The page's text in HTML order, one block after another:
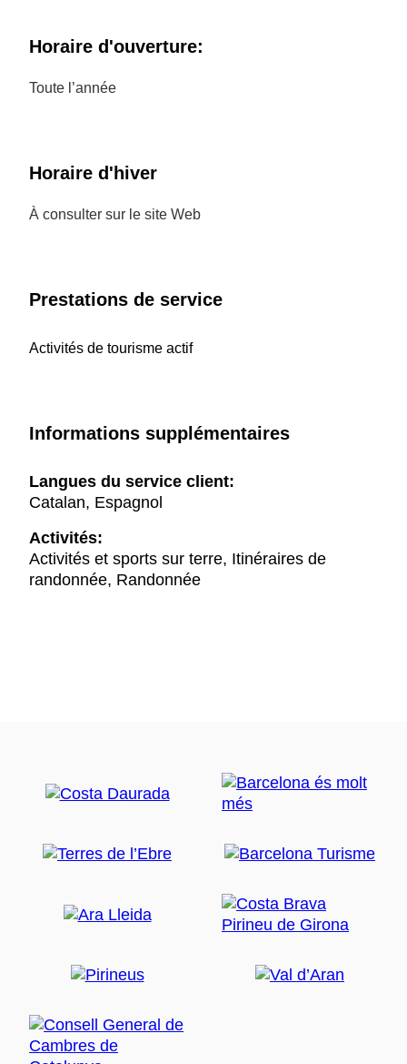
Horaire d'ouverture:
Toute l’année
Horaire d'hiver
À consulter sur le site Web
Prestations de service
Activités de tourisme actif
Informations supplémentaires
Langues du service client:
Catalan, Espagnol
Activités:
Activités et sports sur terre, Itinéraires de
randonnée, Randonnée